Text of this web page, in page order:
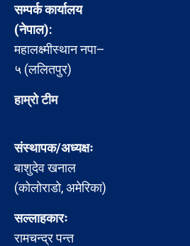
सम्पर्क कार्यालय
(नेपाल):
महालक्ष्मीस्थान नपा–
५ (ललितपुर)
हाम्रो टीम
संस्थापक/अध्यक्षः
बाशुदेव खनाल
(कोलोराडो, अमेरिका)
सल्लाहकारः
रामचन्द्र पन्त